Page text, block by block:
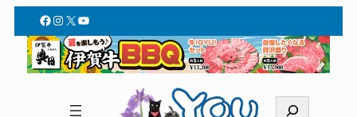
Facebook
Instagram
X YouTube